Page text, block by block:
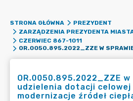
STRONA GŁÓWNA
PREZYDENT
ZARZĄDZENIA PREZYDENTA
CZERWIEC 867-1011
OR.0050.895.2022_ZZE
udzielenia dotacji celowej
modernizacje źródeł